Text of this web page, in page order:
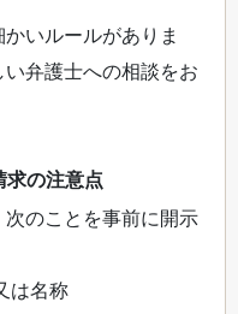
いルールがありま
弁護士への相談をお
求の注意点
のことを事前に開示
は名称